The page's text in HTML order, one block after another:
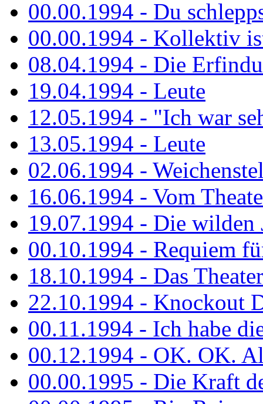
00.00.1994 - Du
00.00.1994 - Kollektiv
08.04.1994 - Die
19.04.1994 - Leute
12.05.1994 - "Ich war
13.05.1994 - Leute
02.06.1994 -
16.06.1994 - Vom
19.07.1994 - Die wilden
00.10.1994 - Requiem
18.10.1994 - Das
22.10.1994 - Knockout
00.11.1994 - Ich habe
00.12.1994 - OK. OK.
00.00.1995 - Die Kraft